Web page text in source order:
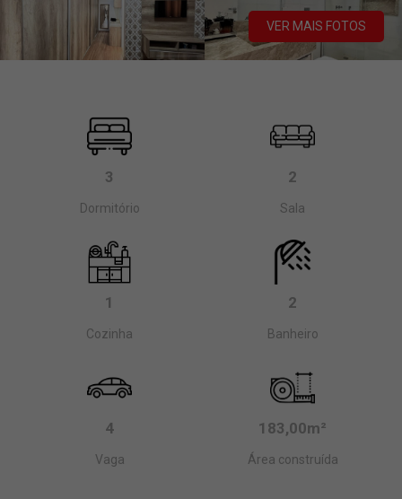
VER MAIS FOTOS
3
Dormitório
2
Sala
1
Cozinha
2
Banheiro
4
Vaga
183,00m²
Área construída